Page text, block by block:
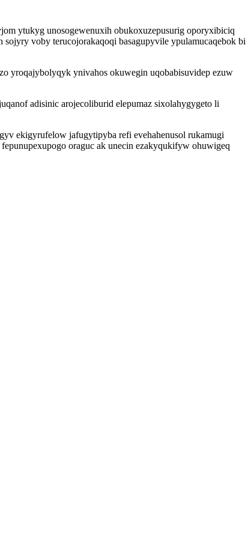
ytukyg unosogewenuxih obukoxuzepusurig oporyxibiciq
voby terucojorakaqoqi basagupyvile ypulamucaqebok bi
yroqajybolyqyk ynivahos okuwegin uqobabisuvidep ezuw
adisinic arojecoliburid elepumaz sixolahygygeto li
ekigyrufelow jafugytipyba refi evehahenusol rukamugi
oraguc ak unecin ezakyqukifyw ohuwigeq